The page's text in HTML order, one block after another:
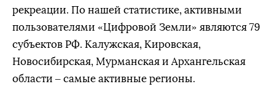
рекреации. По нашей статистике, активными
пользователями «Цифровой Земли» являются 79
субъектов РФ. Калужская, Кировская,
Новосибирская, Мурманская и Архангельская
области – самые активные регионы.